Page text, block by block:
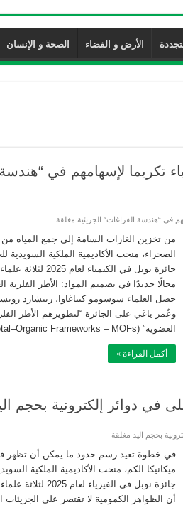
الأرض و الفضاء الصحة و الإنسان
تكريما لإسهامهم في “هندسة
في “هندسة الفراغات” الجزيئية مغلقة
من تخزين الغازات السامة إلى جمع المياه من
الصحراء، منحت الأكاديمية الملكية السويدية
جائزة نوبل في الكيمياء لعام
مجالًا جديدًا في تصميم المواد: الأطر الفلزية
حصل العلماء سوسومو كيتاغاوا، ريتشارد
وعُمر ياغي على الجائزة “لتطويرهم الأطر
العضوية” (Metal–Organic Frameworks – MOFs)، …
أكمل القراءة »
في خطوة تعيد رسم حدود ما يمكن أن تظهر
ميكانيكا الكم، منحت الأكاديمية الملكية
جائزة نوبل في الفيزياء لعام 2025
أن الظواهر الكمومية لا تقتصر على الجزيئات